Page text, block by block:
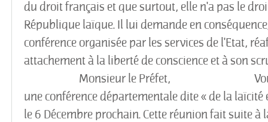
du droit français et que surtout, elle n'a pas le
République laïque. Il lui demande en
conférence organisée par les services de l'Etat,
attachement à la liberté de conscience et à son
Monsieur le Préfet, Vous avez
une conférence départementale dite « de la
le 6 Décembre prochain. Cette réunion fait suite à